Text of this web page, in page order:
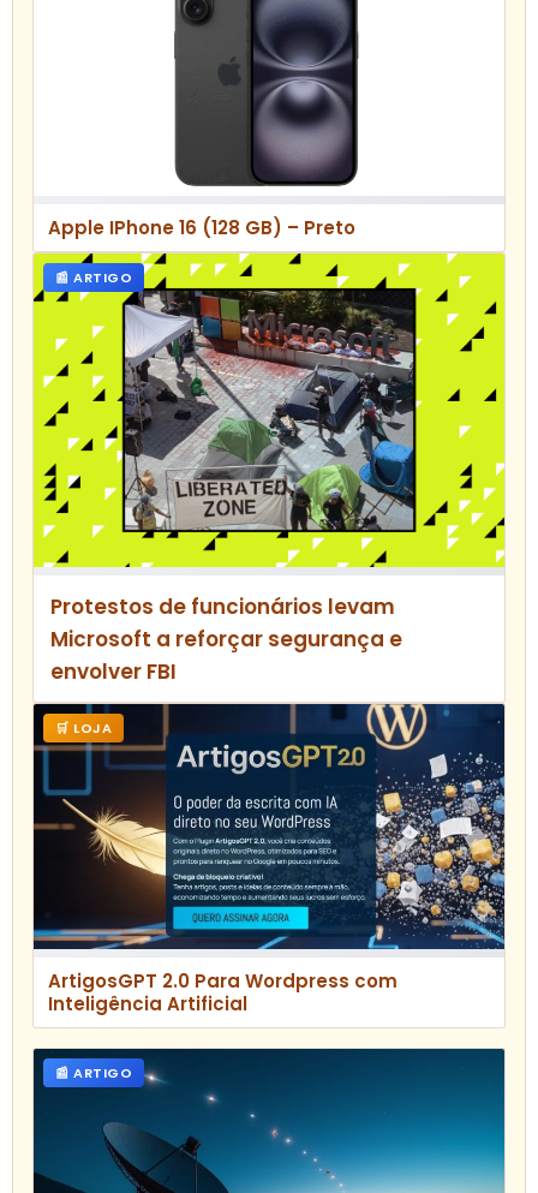
Apple IPhone 16 (128 GB) – Preto
📰 ARTIGO
Protestos de funcionários levam
Microsoft a reforçar segurança e
envolver FBI
🛒 LOJA
ArtigosGPT 2.0 Para Wordpress com
Inteligência Artificial
📰 ARTIGO